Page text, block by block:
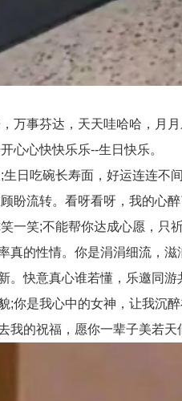
事芬达，天天哇哈哈，月月
心快快乐乐--生日快乐。
吃碗长寿面，好运连连不
流转。看呀看呀，我的心醉
笑;不能帮你达成心愿，只
的性情。你是涓涓细流，滋
快意真心谁若懂，乐邀同游
是我心中的女神，让我沉醉
的祝福，愿你一辈子美若天